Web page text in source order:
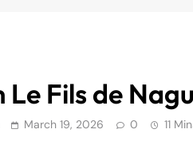
Fils de
March 19, 2026 0 11